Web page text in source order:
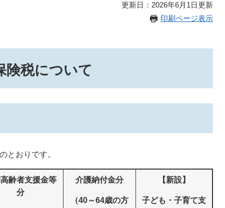
更新日：2026年6月1日更新
印刷ページ表示
険税について
とおりです。
齢者支援金等
分
介護納付金分
（40～64歳の方
【新設】
子ども・子育て支